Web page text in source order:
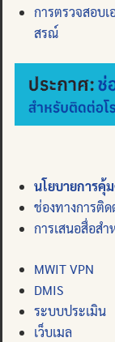
การตรวจสอบ
สรณ์
นโยบายการคุ้
ช่องทางการติ
การเสนอสื่อส
MWIT VPN
DMIS
ระบบประเมิน
เว็บเมล